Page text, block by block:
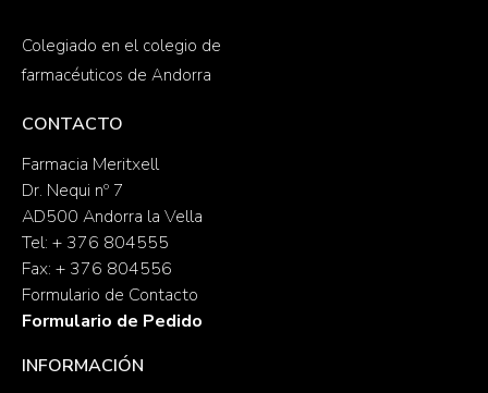
Colegiado en el colegio de
farmacéuticos de Andorra
CONTACTO
Farmacia Meritxell
Dr. Nequi nº 7
AD500 Andorra la Vella
Tel: + 376 804555
Fax: + 376 804556
Formulario de Contacto
Formulario de Pedido
INFORMACIÓN